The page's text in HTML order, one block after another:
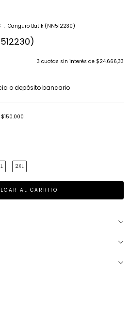
. Canguro Batik (NN512230)
3 cuotas sin interés de $24.666,33
o depósito bancario
$150.000
2XL